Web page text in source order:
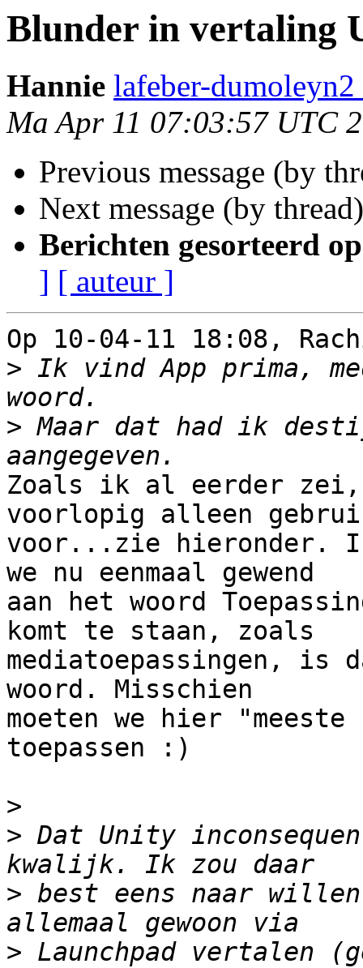
Blunder in vertaling
Hannie lafeber-
Ma Apr 11 07:03:57 UTC
Previous message (by
Next message (by
Berichten gesorteerd
] [ auteur ]
Op 10-04-11 18:08,
> Ik vind App prima,
> Maar dat had ik
Zoals ik al eerder zei,
voorlopig alleen
voor...zie hieronder.
we nu eenmaal gewend
aan het woord
komt te staan, zoals
mediatoepassingen, is
woord. Misschien
moeten we hier "meeste
toepassen :)
>
> Dat Unity
> best eens naar
> Launchpad vertalen